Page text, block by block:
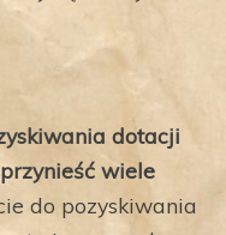
dotacji
wiele
do pozyskiwania